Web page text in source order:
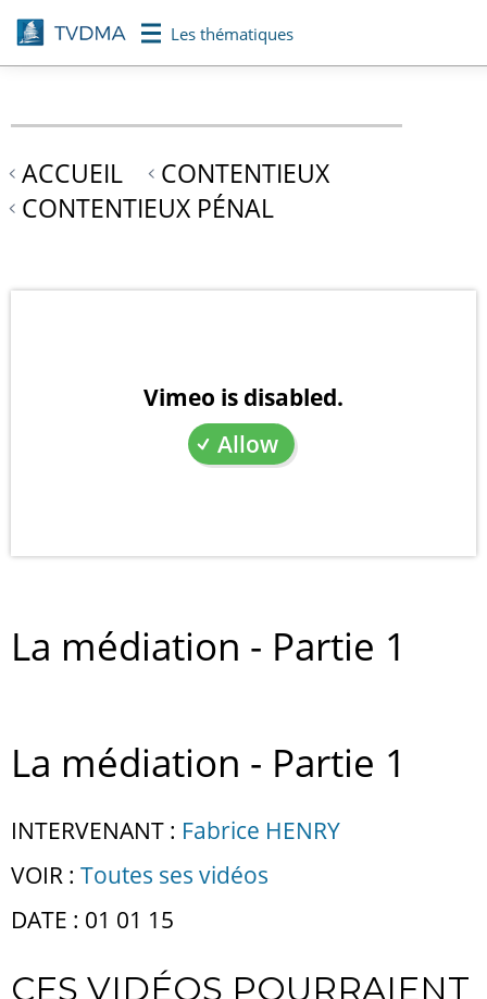
Aller
au
contenu
Les thématiques
ACCUEIL
CONTENTIEUX
CONTENTIEUX PÉNAL
Vimeo is disabled.
Allow
La médiation - Partie 1
La médiation - Partie 1
INTERVENANT : Fabrice HENRY
VOIR : Toutes ses vidéos
DATE : 01 01 15
CES VIDÉOS POURRAIENT